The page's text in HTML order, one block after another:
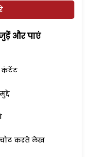
और पाएं
कंटेंट
करते लेख